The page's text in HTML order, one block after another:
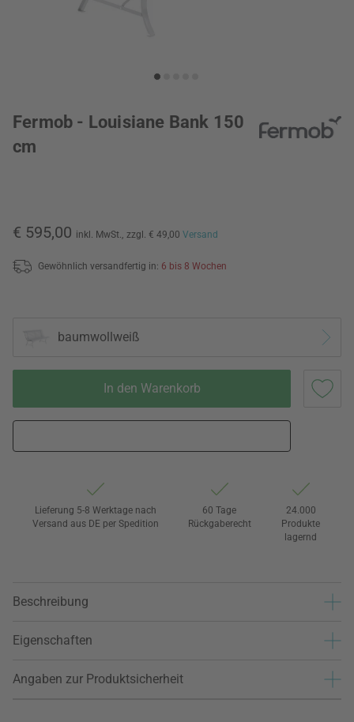
Fermob - Louisiane Bank 150
cm
€ 595,00 inkl. MwSt., zzgl. € 49,00 Versand
Gewöhnlich versandfertig in: 6 bis 8 Wochen
baumwollweiß
In den Warenkorb
Lieferung 5-8 Werktage nach
Versand aus DE per Spedition
60 Tage
Rückgaberecht
24.000
Produkte
lagernd
Beschreibung
Eigenschaften
Angaben zur Produktsicherheit